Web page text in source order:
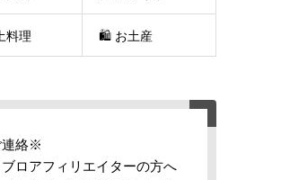
料理 🛍 お土産
絡※
ロアフィリエイターの方へ